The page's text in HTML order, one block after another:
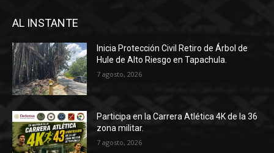
AL INSTANTE
Inicia Protección Civil Retiro de Árbol de
Hule de Alto Riesgo en Tapachula.
7 agosto, 2026
Participa en la Carrera Atlética 4K de la 36
zona militar.
7 agosto, 2026